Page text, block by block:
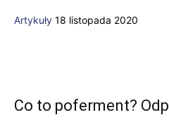
Artykuły 18 listopada 2020
Co to poferment?